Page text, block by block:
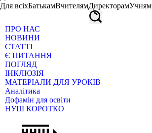
Для всіхБатькамВчителямДиректорамУчням
ПРО НАС
НОВИНИ
СТАТТІ
Є ПИТАННЯ
ПОГЛЯД
ІНКЛЮЗІЯ
МАТЕРІАЛИ ДЛЯ УРОКІВ
Аналітика
Дофамін для освіти
НУШ КОРОТКО